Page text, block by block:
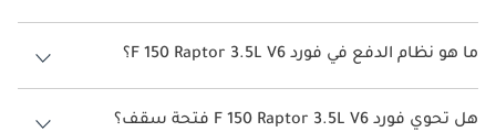
تتسع فورد F 150 Raptor 3.5L V6 لأ 5 أشخاص.
ما هو نظام الدفع في فورد F 150 Raptor 3.5L V6؟
نظام الدفع في فورد F 150 Four Wheel Drive Raptor 3.5L V6.
هل تحوي فورد F 150 Raptor 3.5L V6 فتحة سقف؟